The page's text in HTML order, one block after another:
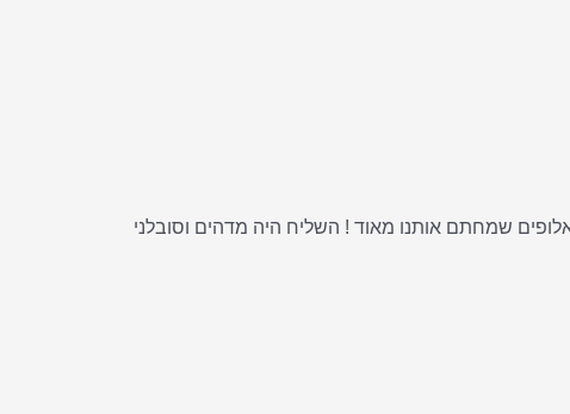
לא האמנתי שככה זה יגיע , כל בלוק עטוף בצלופן במבצע של 7 יחידות ב 100 ש"ח , אתם אלופים שמחתם אותנו מאוד ! השליח היה מדהים וסובלני